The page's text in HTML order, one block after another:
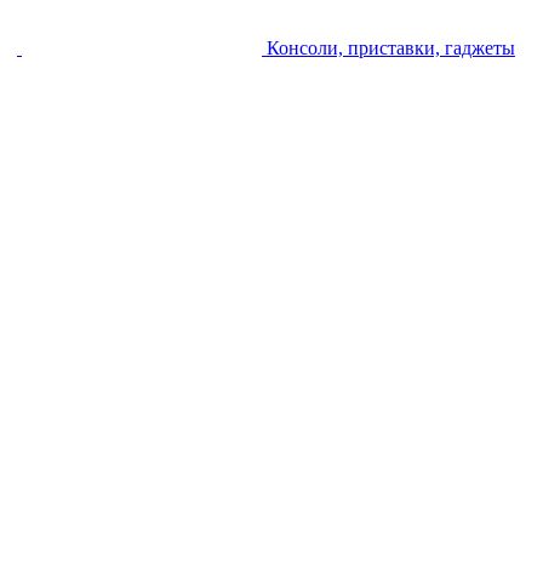
Консоли, приставки, гаджеты